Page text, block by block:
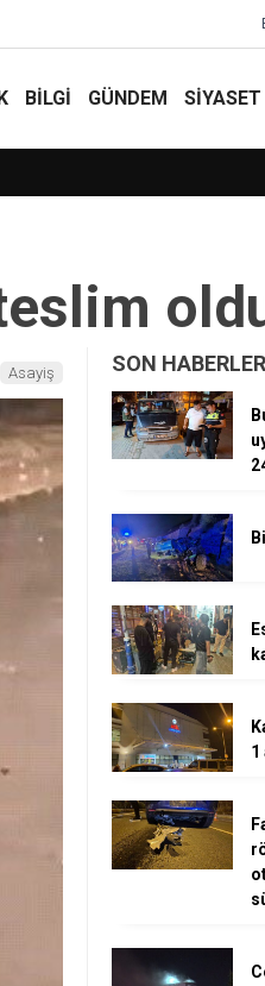
BİLGİ GÜNDEM SİYASET
Asayiş SON HABERLER
1